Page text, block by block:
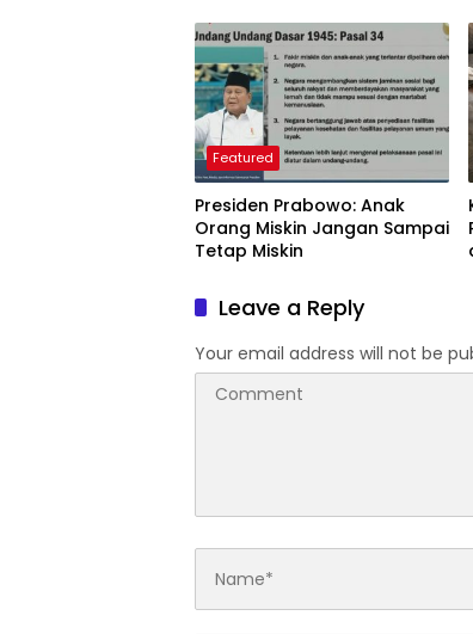
Featured
Presiden Prabowo: Anak
Orang Miskin Jangan Sampai
Tetap Miskin
Leave a Reply
Your email address will not be